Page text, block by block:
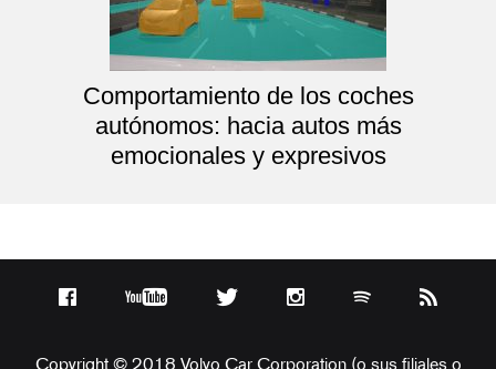
Comportamiento de los coches
autónomos: hacia autos más
emocionales y expresivos
Copyright © 2018 Volvo Car Corporation (o sus filiales o